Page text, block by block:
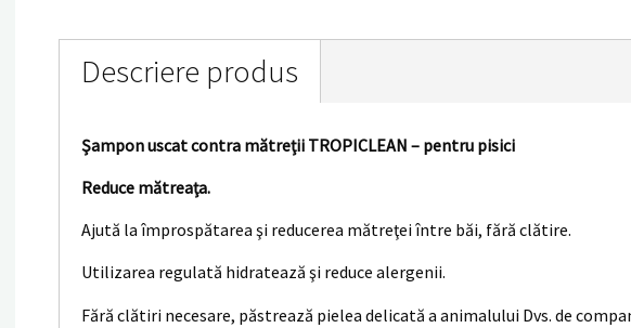
Descriere produs
Şampon uscat contra mătreţii TROPICLEAN – pentru pisici
Reduce mătreaţa.
Ajută la împrospătarea şi reducerea mătreţei între băi, fără clătire.
Utilizarea regulată hidratează şi reduce alergenii.
Fără clătiri necesare, păstrează pielea delicată a animalului Dvs. de